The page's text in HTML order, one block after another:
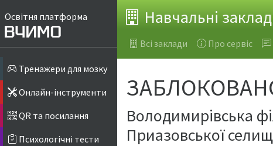
Освітня платформа
Тренажери для мозку
Онлайн-інструменти
QR та посилання
Психологічні тести
Навчальні
Всі заклади Про сервіс
Володимирівська
Приазовської